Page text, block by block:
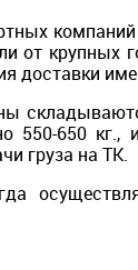
от крупных
доставки
550-650
груза на ТК.